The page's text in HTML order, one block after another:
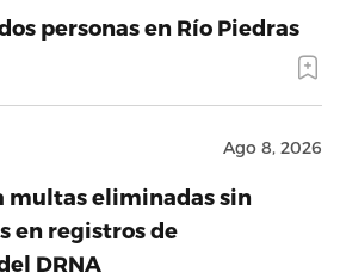
personas en Río Piedras
Ago 8, 2026
multas eliminadas sin
en registros de
DRNA